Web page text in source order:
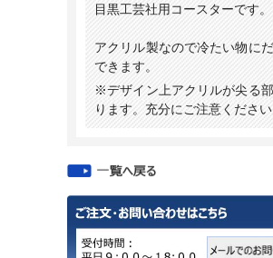
目黒工芸社用コースターです。
アクリル製なので冷たい物に
できます。
※デザイン上アクリルが尖る
ります。充分にご注意ください